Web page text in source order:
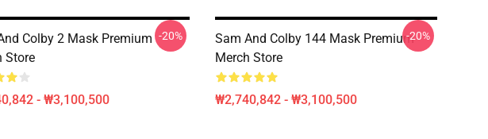
Colby 2 Mask Premium
Store
- ₩3,100,500
-20%
Sam And Colby 144 Mask Premium
Merch Store
₩2,740,842 - ₩3,100,500
-20%